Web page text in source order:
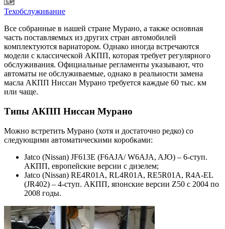
Техобслуживание
Все собранные в нашей стране Мурано, а также основная
часть поставляемых из других стран автомобилей
комплектуются вариатором. Однако иногда встречаются
модели с классической АКПП, которая требует регулярного
обслуживания. Официальные регламенты указывают, что
автоматы не обслуживаемые, однако в реальности замена
масла АКПП Ниссан Мурано требуется каждые 60 тыс. км
или чаще.
Типы АКПП Ниссан Мурано
Можно встретить Мурано (хотя и достаточно редко) со
следующими автоматическими коробками:
Jatco (Nissan) JF613E (F6AJA/ W6AJA, AJO) – 6-ступ.
АКПП, европейские версии с дизелем;
Jatco (Nissan) RE4R01A, RL4R01A, RE5R01A, R4A-EL
(JR402) – 4-ступ. АКПП, японские версии Z50 с 2004 по
2008 годы.